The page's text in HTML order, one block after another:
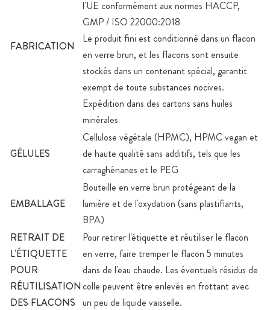
FABRICATION
l'UE conformément aux normes HACCP,
GMP / ISO 22000:2018
Le produit fini est conditionné dans un flacon
en verre brun, et les flacons sont ensuite
stockés dans un contenant spécial, garantit
exempt de toute substances nocives.
Expédition dans des cartons sans huiles
minérales
GÉLULES
Cellulose végétale (HPMC), HPMC vegan et
de haute qualité sans additifs, tels que les
carraghénanes et le PEG
EMBALLAGE
Bouteille en verre brun protégeant de la
lumière et de l'oxydation (sans plastifiants,
BPA)
RETRAIT DE
L'ÉTIQUETTE
POUR
RÉUTILISATION
DES FLACONS
Pour retirer l'étiquette et réutiliser le flacon
en verre, faire tremper le flacon 5 minutes
dans de l'eau chaude. Les éventuels résidus de
colle peuvent être enlevés en frottant avec
un peu de liquide vaisselle.